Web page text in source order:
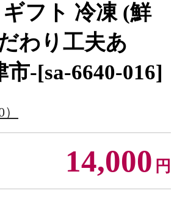
フト 冷凍 (鮮
わり工夫あ
市-[sa-6640-016]
）
14,000 円